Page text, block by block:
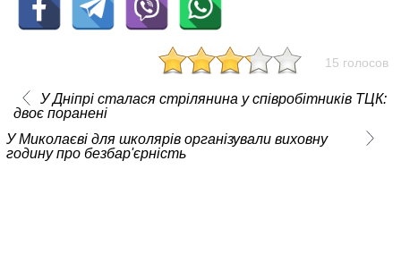
15 голосов
У Дніпрі сталася стрілянина у співробітників ТЦК:
двоє поранені
У Миколаєві для школярів організували виховну
годину про безбар'єрність